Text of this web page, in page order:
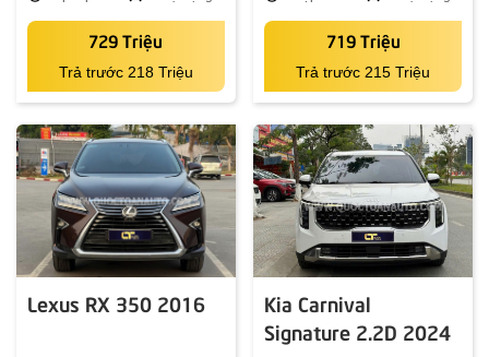
729 Triệu
Trả trước 218 Triệu
719 Triệu
Trả trước 215 Triệu
Lexus RX 350 2016
Kia Carnival
Signature 2.2D 2024